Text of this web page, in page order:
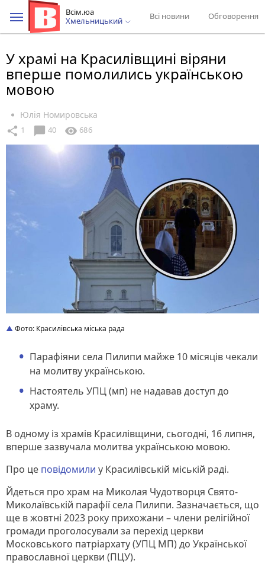
Всім.юа
Хмельницький
Всі новини Обговорення
У храмі на Красилівщині віряни
вперше помолились українською
мовою
Юлія Номировська
share 1 chat_bubble 40 visibility 686
Фото: Красилівська міська рада
Парафіяни села Пилипи майже 10 місяців чекали
на молитву українською.
Настоятель УПЦ (мп) не надавав доступ до
храму.
В одному із храмів Красилівщини, сьогодні, 16 липня,
вперше зазвучала молитва українською мовою.
Про це повідомили у Красилівській міській раді.
Йдеться про храм на Миколая Чудотворця Свято-
Миколаївській парафії села Пилипи. Зазначається, що
ще в жовтні 2023 року прихожани – члени релігійної
громади проголосували за перехід церкви
Московського патріархату (УПЦ МП) до Української
православної церкви (ПЦУ).